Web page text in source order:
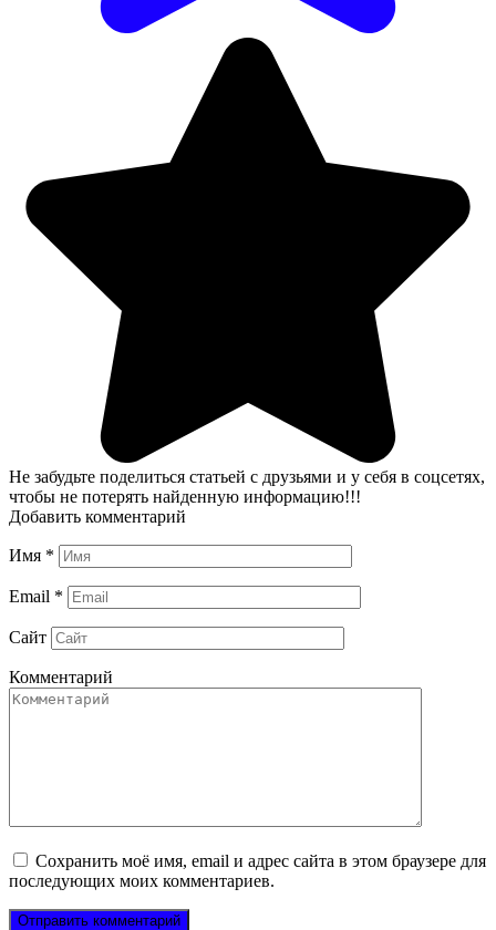
Не забудьте поделиться статьей с друзьями и у себя в соцсетях,
чтобы не потерять найденную информацию!!!
Добавить комментарий
Имя *
Email *
Сайт
Комментарий
Сохранить моё имя, email и адрес сайта в этом браузере для
последующих моих комментариев.